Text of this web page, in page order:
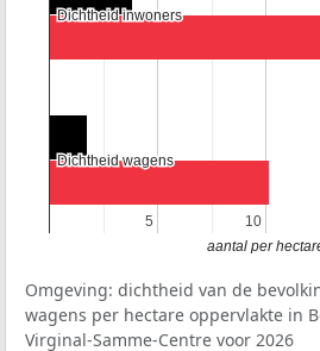
5
5 10
10
Dichtheid inwoners
Dichtheid inwoners
Dichtheid wagens
Dichtheid wagens
aantal per
Omgeving: dichtheid van de
wagens per hectare oppervlakte in
Virginal-Samme-Centre voor 2026